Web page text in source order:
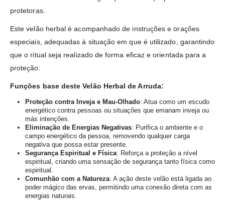
protetoras.
Este velão herbal é acompanhado de instruções e orações
especiais, adequadas à situação em que é utilizado, garantindo
que o ritual seja realizado de forma eficaz e orientada para a
proteção.
Funções base deste Velão Herbal de Arruda:
Proteção contra Inveja e Mau-Olhado: Atua como um escudo
energético contra pessoas ou situações que emanam inveja ou
más intenções.
Eliminação de Energias Negativas: Purifica o ambiente e o
campo energético da pessoa, removendo qualquer carga
negativa que possa estar presente.
Segurança Espiritual e Física: Reforça a proteção a nível
espiritual, criando uma sensação de segurança tanto física como
espiritual.
Comunhão com a Natureza: A ação deste velão está ligada ao
poder mágico das ervas, permitindo uma conexão direta com as
energias naturais.